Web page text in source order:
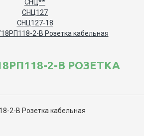
СНЦ**
СНЦ127
СНЦ127-18
2-В Розетка кабельная
2-В РОЗЕТКА